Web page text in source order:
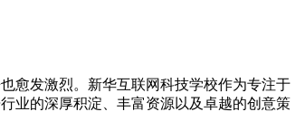
愈发激烈。新华互联网科技学校作为专注于
业的深厚积淀、丰富资源以及卓越的创意策